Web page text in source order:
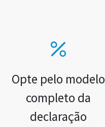
Opte pelo modelo
completo da
declaração